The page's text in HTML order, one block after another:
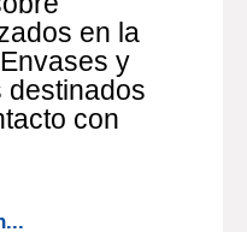
en la
y
destinados
con